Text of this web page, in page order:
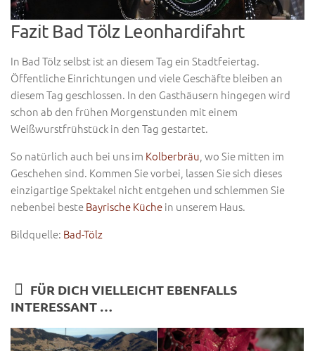
Fazit Bad Tölz Leonhardifahrt
In Bad Tölz selbst ist an diesem Tag ein Stadtfeiertag.
Öffentliche Einrichtungen und viele Geschäfte bleiben an
diesem Tag geschlossen. In den Gasthäusern hingegen wird
schon ab den frühen Morgenstunden mit einem
Weißwurstfrühstück in den Tag gestartet.
So natürlich auch bei uns im Kolberbräu, wo Sie mitten im
Geschehen sind. Kommen Sie vorbei, lassen Sie sich dieses
einzigartige Spektakel nicht entgehen und schlemmen Sie
nebenbei besteBayrische Küchein unserem Haus.
Bildquelle: Bad-Tölz
FÜR DICH VIELLEICHT EBENFALLS
INTERESSANT …